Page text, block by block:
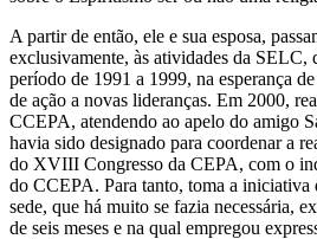
A partir de então, ele e sua esposa,
exclusivamente, às atividades da SELC,
período de 1991 a 1999, na esperança
de ação a novas lideranças. Em 2000,
CCEPA, atendendo ao apelo do amigo
havia sido designado para coordenar a
do XVIII Congresso da CEPA, com o
do CCEPA. Para tanto, toma a iniciativa
sede, que há muito se fazia necessária,
de seis meses e na qual empregou